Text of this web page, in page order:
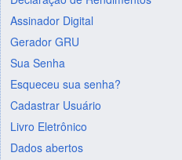
Assinador Digital
Gerador GRU
Sua Senha
Esqueceu sua senha?
Cadastrar Usuário
Livro Eletrônico
Dados abertos